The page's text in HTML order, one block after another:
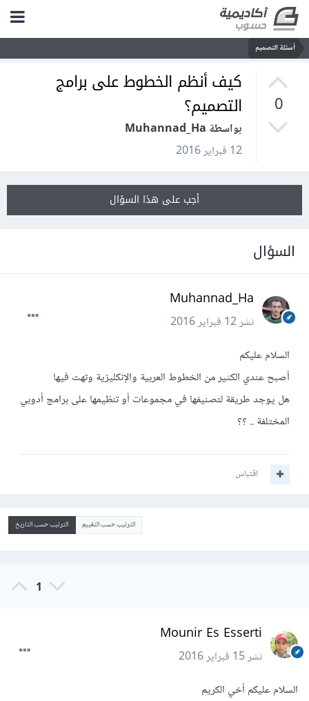
أسئلة التصميم
0
كيف أنظم الخطوط على برامج
التصميم؟
بواسطة Muhannad_Ha
12 فبراير 2016
أجب على هذا السؤال
السؤال
Muhannad_Ha
نشر12 فبراير 2016
السلام عليكم
أصبح عندي الكثير من الخطوط العربية والإنكليزية وتهت فيها
هل يوجد طريقة لتصنيفها في مجموعات أو تنظيمها على برامج أدوبي
المختلفة .. ؟؟
اقتباس
الترتيب حسب التقييم الترتيب حسب التاريخ
1
Mounir Es Esserti
نشر15 فبراير 2016
السلام عليكم أخي الكريم